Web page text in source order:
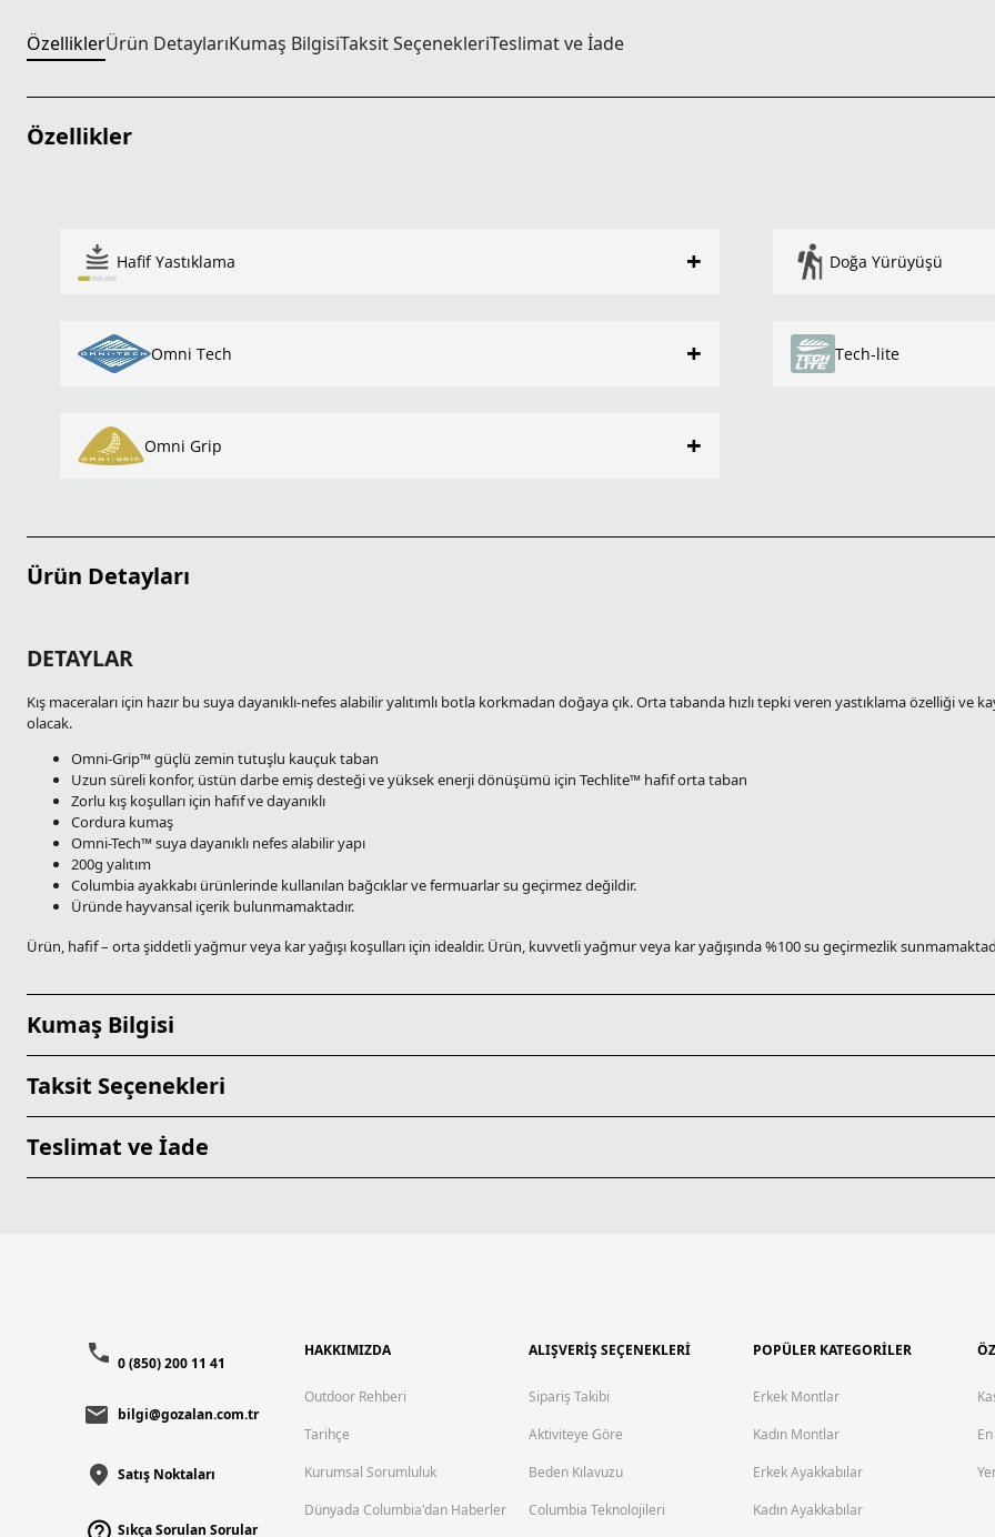
ÖzelliklerÜrün DetaylarıKumaş BilgisiTaksit SeçenekleriTeslimat ve İade
Özellikler
Hafif Yastıklama + Doğa Yürüyüşü
Omni Tech + Tech-lite
Omni Grip +
Ürün Detayları
DETAYLAR
Kış maceraları için hazır bu suya dayanıklı-nefes alabilir yalıtımlı botla korkmadan doğaya çık. Orta tabanda hızlı tepki veren yastıklama özelliği ve
olacak.
Omni-Grip™ güçlü zemin tutuşlu kauçuk taban
Uzun süreli konfor, üstün darbe emiş desteği ve yüksek enerji dönüşümü için Techlite™ hafif orta taban
Zorlu kış koşulları için hafif ve dayanıklı
Cordura kumaş
Omni-Tech™ suya dayanıklı nefes alabilir yapı
200g yalıtım
Columbia ayakkabı ürünlerinde kullanılan bağcıklar ve fermuarlar su geçirmez değildir.
Üründe hayvansal içerik bulunmamaktadır.
Ürün, hafif – orta şiddetli yağmur veya kar yağışı koşulları için idealdir. Ürün, kuvvetli yağmur veya kar yağışında %100 su geçirmezlik
Kumaş Bilgisi
Taksit Seçenekleri
Teslimat ve İade
0 (850) 200 11 41
bilgi@gozalan.com.tr
Satış Noktaları
Sıkça Sorulan Sorular
HAKKIMIZDA
Outdoor Rehberi
Tarihçe
Kurumsal Sorumluluk
Dünyada Columbia'dan Haberler
ALIŞVERİŞ SEÇENEKLERİ
Sipariş Takibi
Aktiviteye Göre
Beden Kılavuzu
Columbia Teknolojileri
POPÜLER KATEGORİLER
Erkek Montlar
Kadın Montlar
Erkek Ayakkabılar
Kadın Ayakkabılar